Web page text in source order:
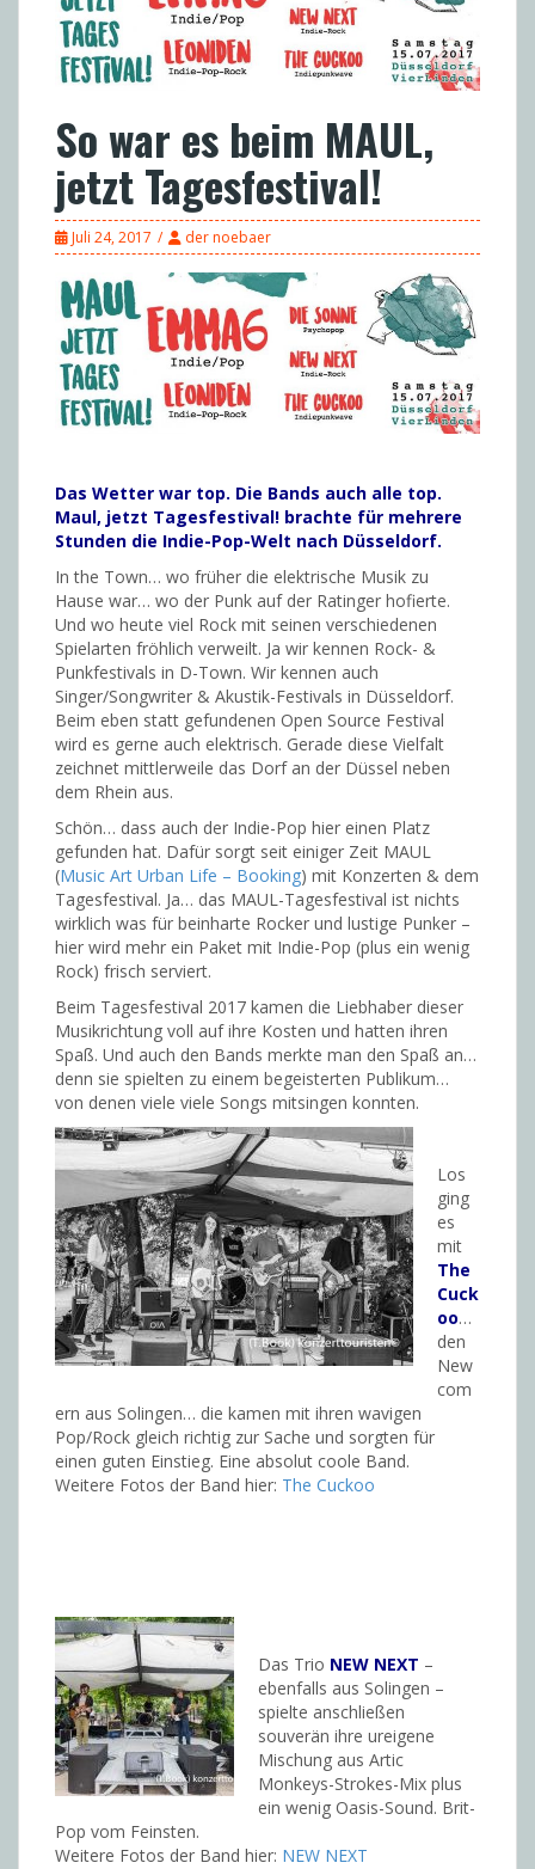
So war es beim MAUL,
jetzt Tagesfestival!
Juli 24, 2017 der noebaer
Das Wetter war top. Die Bands auch alle top.
Maul, jetzt Tagesfestival! brachte für mehrere
Stunden die Indie-Pop-Welt nach Düsseldorf.
In the Town… wo früher die elektrische Musik zu
Hause war… wo der Punk auf der Ratinger hofierte.
Und wo heute viel Rock mit seinen verschiedenen
Spielarten fröhlich verweilt. Ja wir kennen Rock- &
Punkfestivals in D-Town. Wir kennen auch
Singer/Songwriter & Akustik-Festivals in Düsseldorf.
Beim eben statt gefundenen Open Source Festival
wird es gerne auch elektrisch. Gerade diese Vielfalt
zeichnet mittlerweile das Dorf an der Düssel neben
dem Rhein aus.
Schön… dass auch der Indie-Pop hier einen Platz
gefunden hat. Dafür sorgt seit einiger Zeit MAUL
(Music Art Urban Life – Booking) mit Konzerten & dem
Tagesfestival. Ja… das MAUL-Tagesfestival ist nichts
wirklich was für beinharte Rocker und lustige Punker –
hier wird mehr ein Paket mit Indie-Pop (plus ein wenig
Rock) frisch serviert.
Beim Tagesfestival 2017 kamen die Liebhaber dieser
Musikrichtung voll auf ihre Kosten und hatten ihren
Spaß. Und auch den Bands merkte man den Spaß an…
denn sie spielten zu einem begeisterten Publikum…
von denen viele viele Songs mitsingen konnten.
Los
ging
es
mit
The
Cuck
oo…
den
New
com
ern aus Solingen… die kamen mit ihren wavigen
Pop/Rock gleich richtig zur Sache und sorgten für
einen guten Einstieg. Eine absolut coole Band.
Weitere Fotos der Band hier: The Cuckoo
Das Trio NEW NEXT –
ebenfalls aus Solingen –
spielte anschließen
souverän ihre ureigene
Mischung aus Artic
Monkeys-Strokes-Mix plus
ein wenig Oasis-Sound. Brit-
Pop vom Feinsten.
Weitere Fotos der Band hier: NEW NEXT